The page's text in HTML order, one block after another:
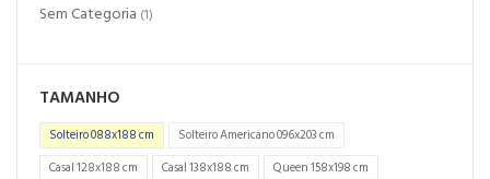
Sem Categoria (1)
TAMANHO
Solteiro 088x188 cm
Solteiro Americano 096x203 cm
Casal 128x188 cm
Casal 138x188 cm
Queen 158x198 cm